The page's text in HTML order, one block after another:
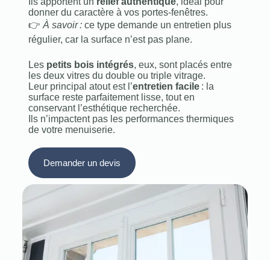
donner du caractère à vos portes‑fenêtres.
👉 À savoir :ce type demande un entretien plus
régulier, car la surface n’est pas plane.
Les petits bois intégrés, eux, sont placés entre
les deux vitres du double ou triple vitrage.
Leur principal atout est l’entretien facile: la
surface reste parfaitement lisse, tout en
conservant l’esthétique recherchée.
Ils n’impactent pas les performances thermiques
de votre menuiserie.
Demander un devis